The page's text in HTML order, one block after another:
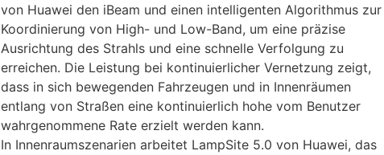
von Huawei den iBeam und einen intelligenten Algorithmus zur
Koordinierung von High- und Low-Band, um eine präzise
Ausrichtung des Strahls und eine schnelle Verfolgung zu
erreichen. Die Leistung bei kontinuierlicher Vernetzung zeigt,
dass in sich bewegenden Fahrzeugen und in Innenräumen
entlang von Straßen eine kontinuierlich hohe vom Benutzer
wahrgenommene Rate erzielt werden kann.
In Innenraumszenarien arbeitet LampSite 5.0 von Huawei, das